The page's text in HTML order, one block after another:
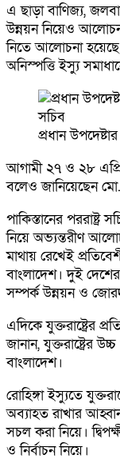
এ ছাড়া বাণিজ্য,
উন্নয়ন নিয়েও
নিতে আলোচনা
অনিস্পত্তি ইস্যু
প্রধান
আগামী ২৭ ও ২৮ এপ্রিল
বলেও জানিয়েছেন
পাকিস্তানের
নিয়ে অভ্যন্তরীণ
মাথায় রেখেই
বাংলাদেশ। দুই
সম্পর্ক উন্নয়ন ও
এদিকে যুক্তরাষ্ট্রের
জানান, যুক্তরাষ্ট্রের
বাংলাদেশ।
রোহিঙ্গা ইস্যুতে
অব্যাহত রাখার
সচল করা নিয়ে।
ও নির্বাচন নিয়ে।